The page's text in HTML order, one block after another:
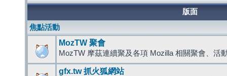
版面
焦點活動
MozTW 聚會
MozTW 摩茲連續聚及各項 Mozilla 相關聚會、活
gfx.tw 抓火狐網站